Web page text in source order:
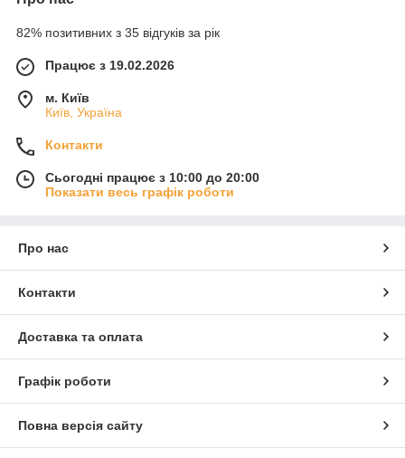
82% позитивних з 35 відгуків за рік
Працює з 19.02.2026
м. Київ
Київ, Україна
Контакти
Сьогодні працює з 10:00 до 20:00
Показати весь графік роботи
Про нас
Контакти
Доставка та оплата
Графік роботи
Повна версія сайту